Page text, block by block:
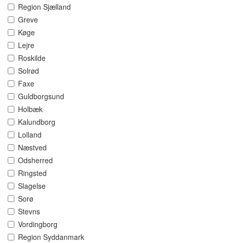
Region Sjælland
Greve
Køge
Lejre
Roskilde
Solrød
Faxe
Guldborgsund
Holbæk
Kalundborg
Lolland
Næstved
Odsherred
Ringsted
Slagelse
Sorø
Stevns
Vordingborg
Region Syddanmark